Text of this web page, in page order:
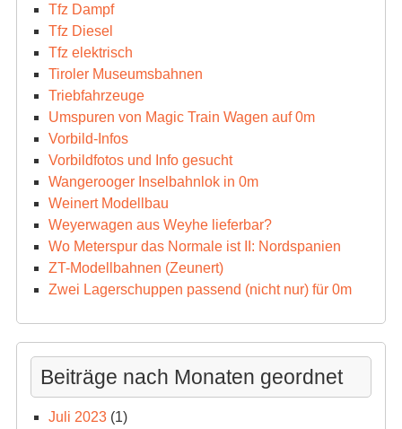
Tfz Dampf
Tfz Diesel
Tfz elektrisch
Tiroler Museumsbahnen
Triebfahrzeuge
Umspuren von Magic Train Wagen auf 0m
Vorbild-Infos
Vorbildfotos und Info gesucht
Wangerooger Inselbahnlok in 0m
Weinert Modellbau
Weyerwagen aus Weyhe lieferbar?
Wo Meterspur das Normale ist II: Nordspanien
ZT-Modellbahnen (Zeunert)
Zwei Lagerschuppen passend (nicht nur) für 0m
Beiträge nach Monaten geordnet
Juli 2023(1)